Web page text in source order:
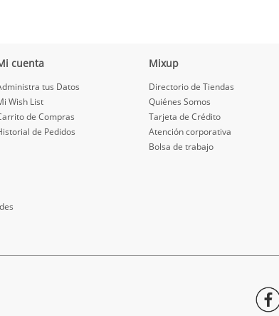
cuenta
tus Datos
Wish List
de Compras
de Pedidos
Mixup
Directorio de Tiendas
Quiénes Somos
Tarjeta de Crédito
Atención corporativa
Bolsa de trabajo